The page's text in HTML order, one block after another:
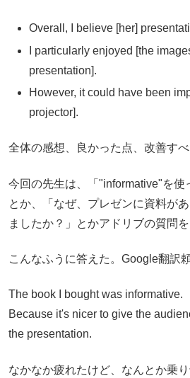
Overall, I believe [her]
I particularly enjoyed [the
presentation].
However, it could have been
projector].
全体の感想、良かった点、改善すべ
今回の先生は、「"informative"を使
とか、「なぜ、プレゼンに資料が
ましたか？」とかアドリブの質問を
こんなふうに答えた。Google翻訳
The book I bought was informative.
Because it's nicer to give the
the presentation.
なかなか疲れたけど、なんとか乗